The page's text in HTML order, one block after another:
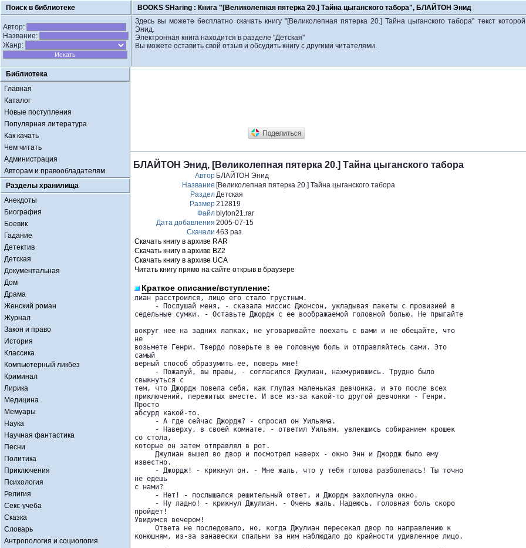
Поиск в библиотеке BOOKS SHaring : Книга "[Великолепная пятерка 20.] Тайна цыганского табора", БЛАЙТОН Энид
Автор:
Название:
Жанр:
Здесь вы можете бесплатно скачать книгу "[Великолепная пятерка 20.] Тайна цыганского табора" текст
Энид.
Электронная книга находится в разделе "Детская"
Вы можете оставить свой отзыв и обсудить книгу с другими читателями.
Библиотека
Главная
Каталог
Новые поступления
Популярная литература
Как качать
Чем читать
Администрация
Авторам и правообладателям
Разделы хранилища
Анекдоты
Биография
Боевик
Гадание
Детектив
Детская
Документальная
Дом
Драма
Женский роман
Журнал
Закон и право
История
Классика
Компьютерный ликбез
Криминал
Лирика
Медицина
Мемуары
Наука
Научная фантастика
Песни
Политика
Приключения
Психология
Религия
Секс-учеба
Сказка
Словарь
Антропология и социология
БЛАЙТОН Энид, [Великолепная пятерка 20.] Тайна цыганского табора
Автор БЛАЙТОН Энид
Название [Великолепная пятерка 20.] Тайна цыганского табора
РазделДетская
Размер212819
Файл blyton21.rar
Дата добавления 2005-07-15
Скачали 463 раз
Скачать книгу в архиве RAR
Скачать книгу в архиве BZ2
Скачать книгу в архиве UCA
Читать книгу прямо на сайте открыв в браузере
Краткое описание/вступление:
лиан расстроился, лицо его стало грустным.
     - Послушай меня, - сказала миссис Джонсон, укладывая пакеты с провизией в
седельные сумки. - Оставьте Джордж с ее воображаемой головной болью. Не прыгайте
вокруг нее на задних лапках, не уговаривайте поехать с вами и не обещайте, что
не
возьмете Генри. Твердо поверьте в ее головную боль и отправляйтесь сами. Это
самый
верный способ образумить ее, поверь мне!
     - Пожалуй, вы правы, - согласился Джулиан, нахмурившись. Трудно было
свыкнуться с
тем, что Джордж повела себя, как глупая маленькая девчонка, и это после всех
приключений, пережитых вместе. И все из-за какой-то другой девчонки - Генри.
Просто
абсурд какой-то.
     - А где сейчас Джордж? - спросил он Уильяма.
     - Наверху, в своей комнате, - ответил Уильям, увлекшись собиранием крошек
со стола,
которые он затем отправлял в рот.
     Джулиан вышел во двор и посмотрел наверх - окно Энн и Джордж было ему
известно.
     - Джордж! - крикнул он. - Мне жаль, что у тебя голова разболелась! Ты точно
не едешь
с нами?
     - Нет! - послышался решительный ответ, и Джордж захлопнула окно.
     - Ну ладно! - крикнул Джулиан. - Очень жаль. Надеюсь, головная боль скоро
пройдет!
Увидимся вечером!
     Ответа не последовало, но, когда Джулиан пересекал двор по направлению к
конюшням, из-за занавески спальни за ним наблюдало до крайности удивленное лицо.